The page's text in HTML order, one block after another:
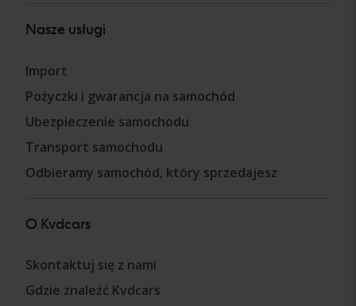
Nasze usługi
Import
Pożyczki i gwarancja na samochód
Ubezpieczenie samochodu
Transport samochodu
Odbieramy samochód, który sprzedajesz
O Kvdcars
Skontaktuj się z nami
Gdzie znaleźć Kvdcars